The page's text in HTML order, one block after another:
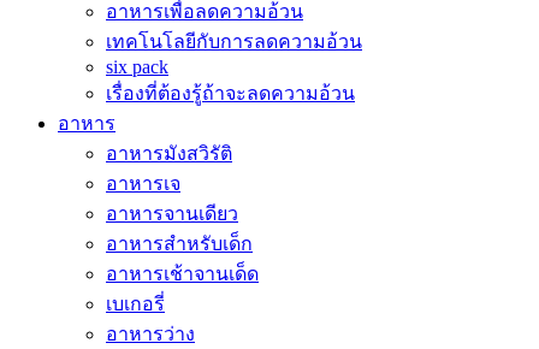
อาหารเพื่อลดความอ้วน
เทคโนโลยีกับการลดความอ้วน
six pack
เรื่องที่ต้องรู้ถ้าจะลดความอ้วน
อาหาร
อาหารมังสวิรัติ
อาหารเจ
อาหารจานเดียว
อาหารสำหรับเด็ก
อาหารเช้าจานเด็ด
เบเกอรี่
อาหารว่าง